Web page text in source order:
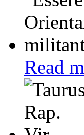
Read